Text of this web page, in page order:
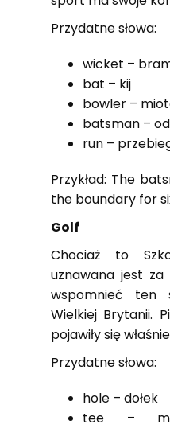
Przydatne słowa:
wicket –
bat – kij
bowler –
batsman –
run –
Przykład: The
the boundary for
Golf
Chociaż to
uznawana jest
wspomnieć ten
Wielkiej Brytanii.
pojawiły się
Przydatne słowa:
hole – dołek
tee –